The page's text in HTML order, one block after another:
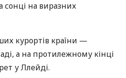
на виразних
курортів країни —
а на протилежному кінці
у Ллейді.